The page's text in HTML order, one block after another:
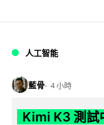
人工智能
藍骨 4 小時
Kimi K3 測